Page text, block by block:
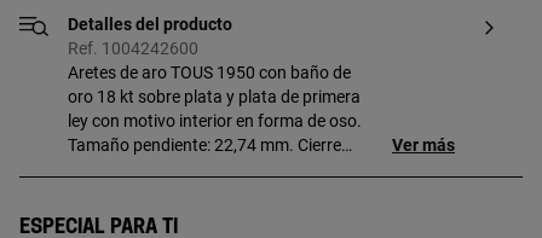
Detalles del producto
Ref. 1004242600
Aretes de aro TOUS 1950 con baño de
oro 18 kt sobre plata y plata de primera
ley con motivo interior en forma de oso.
Tamaño pendiente: 22,74 mm. Cierre
y 3 micras de espesor. Esta calidad
Ver más
Especial para ti